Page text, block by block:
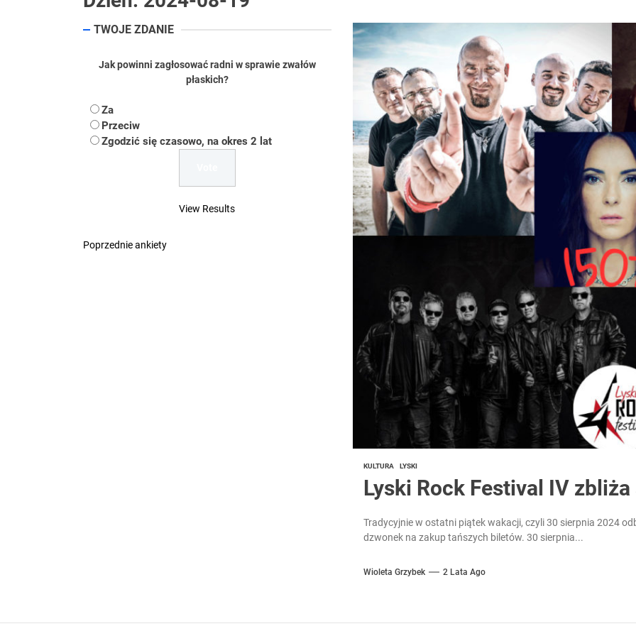
Uwaga Dębieńsko – woda nieprzydatna do spożycia!!!
Ilu mieszkańców ma Rybnik?
Dość komentowania kolejnych afer w ochronie zdrowia — czas zacząć mówić o
KULTURA LYSKI
Lyski Rock Festival IV
Tradycyjnie w ostatni piątek wakacji, czyli 30 sierpnia 2024
dzwonek na zakup tańszych biletów. 30 sierpnia...
Wioleta Grzybek 2 Lata Ago
TWOJE ZDANIE
Jak powinni zagłosować radni w sprawie zwałów
płaskich?
Za
Przeciw
Zgodzić się czasowo, na okres 2 lat
View Results
Poprzednie ankiety